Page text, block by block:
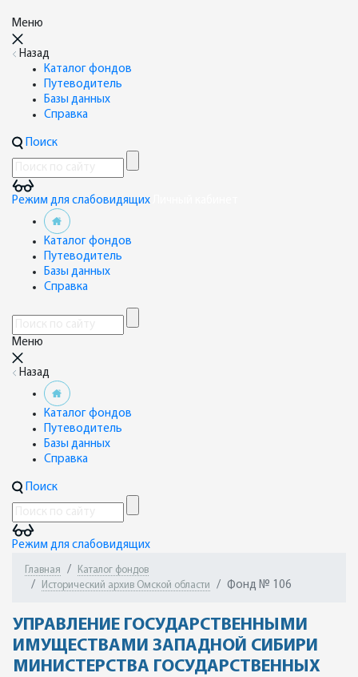
Меню
Назад
Каталог фондов
Путеводитель
Базы данных
Справка
Поиск
Режим для слабовидящих
Каталог фондов
Путеводитель
Базы данных
Справка
Меню
Назад
Каталог фондов
Путеводитель
Базы данных
Справка
Поиск
Режим для слабовидящих
Главная
Каталог фондов
Исторический архив Омской области
Фонд № 106
УПРАВЛЕНИЕ ГОСУДАРСТВЕННЫМИ
ИМУЩЕСТВАМИ ЗАПАДНОЙ СИБИРИ
МИНИСТЕРСТВА ГОСУДАРСТВЕННЫХ